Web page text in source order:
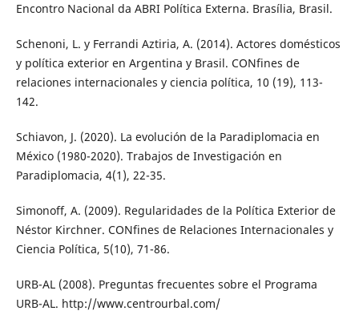
Encontro Nacional da ABRI Política Externa. Brasília, Brasil.
Schenoni, L. y Ferrandi Aztiria, A. (2014). Actores domésticos
y política exterior en Argentina y Brasil. CONfines de
relaciones internacionales y ciencia política, 10 (19), 113-
142.
Schiavon, J. (2020). La evolución de la Paradiplomacia en
México (1980-2020). Trabajos de Investigación en
Paradiplomacia, 4(1), 22-35.
Simonoff, A. (2009). Regularidades de la Política Exterior de
Néstor Kirchner. CONfines de Relaciones Internacionales y
Ciencia Política, 5(10), 71-86.
URB-AL (2008). Preguntas frecuentes sobre el Programa
URB-AL. http://www.centrourbal.com/